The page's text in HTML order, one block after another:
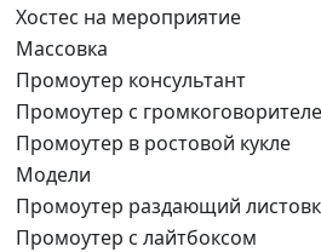
Хостес на мероприятие
Массовка
Промоутер консультант
Промоутер с
Промоутер в ростовой кукле
Модели
Промоутер раздающий
Промоутер с лайтбоксом